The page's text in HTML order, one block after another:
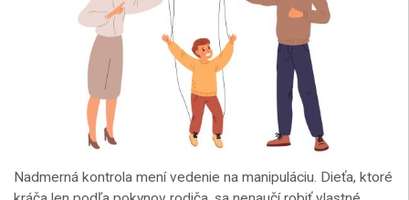
Nadmerná kontrola mení vedenie na manipuláciu. Dieťa, ktoré